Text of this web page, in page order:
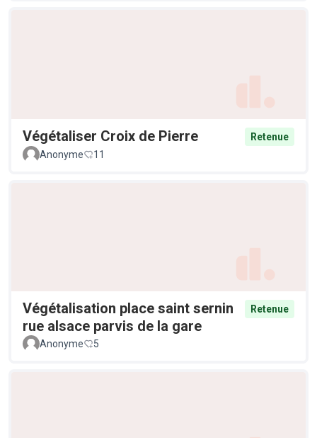
Végétaliser Croix de Pierre
Retenue
Anonyme
11
Végétalisation place saint sernin
rue alsace parvis de la gare
Retenue
Anonyme 5